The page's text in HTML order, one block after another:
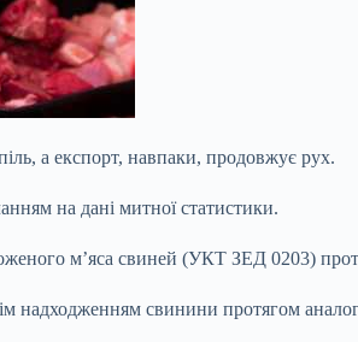
а експорт, навпаки, продовжує рух.
на дані митної статистики.
м’яса свиней (УКТ ЗЕД 0203)
надходженням свинини протягом